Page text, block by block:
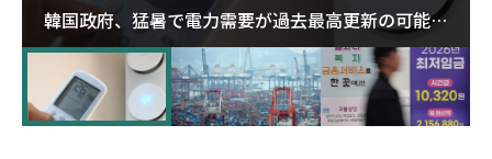
韓国政府、猛暑で電力需要が過去最高更新の可能性
に需給対応体制を点検